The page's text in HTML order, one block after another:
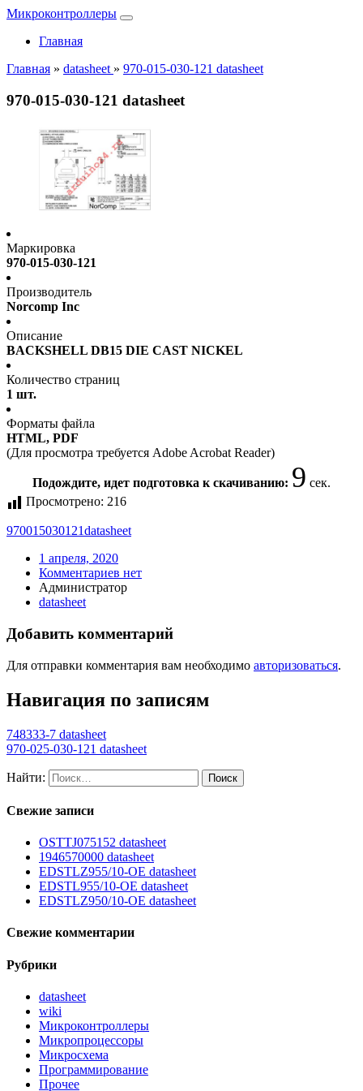
Микроконтроллеры
Главная
Главная » datasheet » 970-015-030-121 datasheet
970-015-030-121 datasheet
Маркировка
970-015-030-121
Производитель
Norcomp Inc
Описание
BACKSHELL DB15 DIE CAST NICKEL
Количество страниц
1 шт.
Форматы файла
HTML, PDF
(Для просмотра требуется Adobe Acrobat Reader)
Подождите, идет подготовка к скачиванию: 9 сек.
Просмотрено: 216
970015030121datasheet
1 апреля, 2020
Комментариев нет
Администратор
datasheet
Добавить комментарий
Для отправки комментария вам необходимо авторизоваться.
Навигация по записям
748333-7 datasheet
970-025-030-121 datasheet
Найти:
Свежие записи
OSTTJ075152 datasheet
1946570000 datasheet
EDSTLZ955/10-OE datasheet
EDSTL955/10-OE datasheet
EDSTLZ950/10-OE datasheet
Свежие комментарии
Рубрики
datasheet
wiki
Микроконтроллеры
Микропроцессоры
Микросхема
Программирование
Прочее